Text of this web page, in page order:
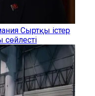
Сыртқы істер